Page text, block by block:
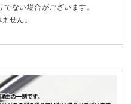
ない場合がございます。
せん。